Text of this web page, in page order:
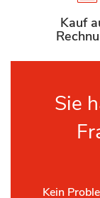
Kauf
Sie
Kein